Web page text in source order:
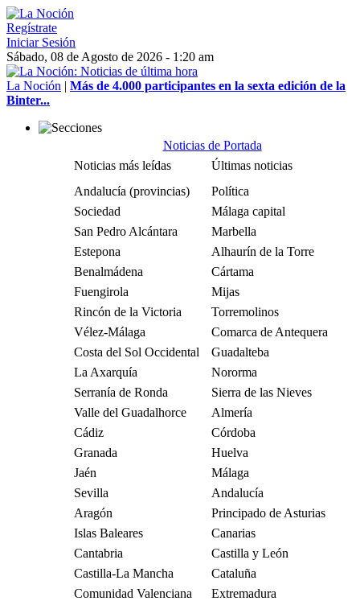
Regístrate
Iniciar Sesión
Sábado, 08 de Agosto de 2026 - 1:20 am
La Noción | Más de 4.000 participantes en la sexta edición de la
Binter...
Noticias de Portada
Noticias más leídas
Últimas noticias
Andalucía (provincias)
Política
Sociedad
Málaga capital
San Pedro Alcántara
Marbella
Estepona
Alhaurín de la Torre
Benalmádena
Cártama
Fuengirola
Mijas
Rincón de la Victoria
Torremolinos
Vélez-Málaga
Comarca de Antequera
Costa del Sol Occidental
Guadalteba
La Axarquía
Nororma
Serranía de Ronda
Sierra de las Nieves
Valle del Guadalhorce
Almería
Cádiz
Córdoba
Granada
Huelva
Jaén
Málaga
Sevilla
Andalucía
Aragón
Principado de Asturias
Islas Baleares
Canarias
Cantabria
Castilla y León
Castilla-La Mancha
Cataluña
Comunidad Valenciana
Extremadura